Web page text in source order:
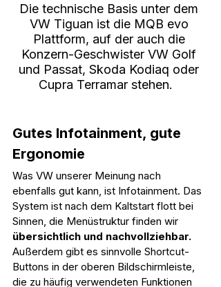
Die technische Basis unter dem
VW Tiguan ist die MQB evo
Plattform, auf der auch die
Konzern-Geschwister VW Golf
und Passat, Skoda Kodiaq oder
Cupra Terramar stehen.
Gutes Infotainment, gute
Ergonomie
Was VW unserer Meinung nach
ebenfalls gut kann, ist Infotainment. Das
System ist nach dem Kaltstart flott bei
Sinnen, die Menüstruktur finden wir
übersichtlich und nachvollziehbar.
Außerdem gibt es sinnvolle Shortcut-
Buttons in der oberen Bildschirmleiste,
die zu häufig verwendeten Funktionen